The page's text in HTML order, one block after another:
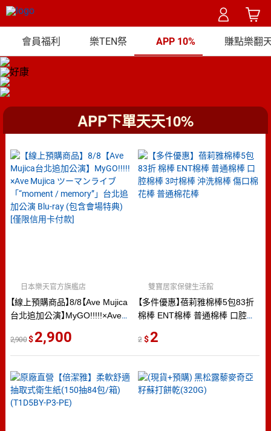
會員福利 樂TEN祭 APP 10% 賺點樂翻
APP下單天天10%
【線上預購商品】8/8【Ave Mujica
台北追加公演】MyGO!!!!!×Ave
「“moment / memory”」台北追加
公演 Blu-ray (包含會場特典) [僅
日本樂天官方旗艦店
2,900 2,900
【多件優惠】蓓莉雅棉棒5包83折
棉棒 ENT棉棒 普通棉棒 口腔棉
棒 普通棉花棒
雙寶居家保健生活館
2 2